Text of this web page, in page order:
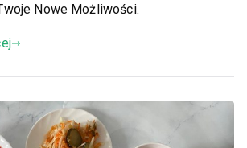
Nowe Możliwości.